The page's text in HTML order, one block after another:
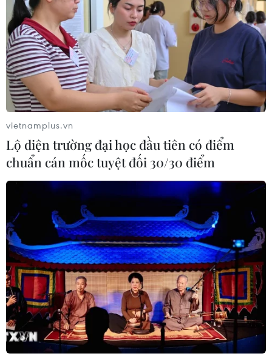
TIN CÙNG CHUYÊN MỤC
Trí tuệ nhân tạo tạo virus mới tiêu
vietnamplus.vn
Lộ diện trường đại học đầu tiên có điểm
chuẩn cán mốc tuyệt đối 30/30 điểm